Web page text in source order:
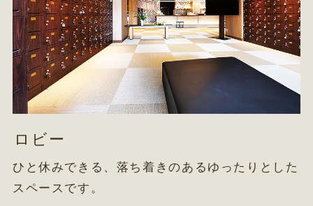
ロビー
ひと休みできる、落ち着きのあるゆったりとした
スペースです。